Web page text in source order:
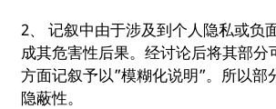
2、 记叙中由于涉及到个人隐私或负
成其危害性后果。经讨论后将其部分
方面记叙予以”模糊化说明”。所以部
隐蔽性。